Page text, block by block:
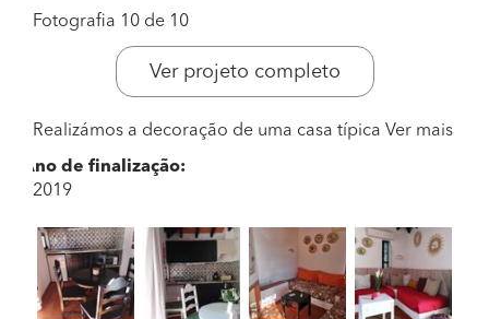
Fotografia 10 de 10
Ver projeto completo
Realizámos a decoração de uma casa típica Ver mais
Ano de finalização:
2019